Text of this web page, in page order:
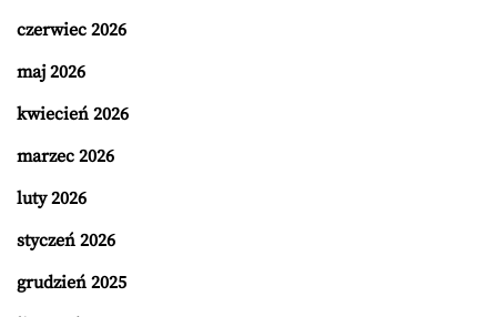
czerwiec 2026
maj 2026
kwiecień 2026
marzec 2026
luty 2026
styczeń 2026
grudzień 2025